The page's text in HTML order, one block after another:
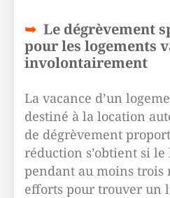
Le dégrèvement
pour les logements
involontairement
La vacance d’un
destiné à la location
de dégrèvement
réduction s’obtient si
pendant au moins trois
efforts pour trouver un